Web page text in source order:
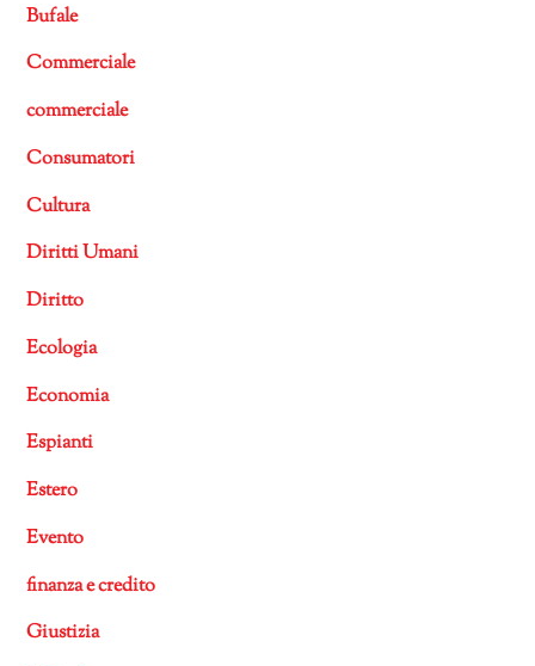
Bufale
Commerciale
commerciale
Consumatori
Cultura
Diritti Umani
Diritto
Ecologia
Economia
Espianti
Estero
Evento
finanza e credito
Giustizia